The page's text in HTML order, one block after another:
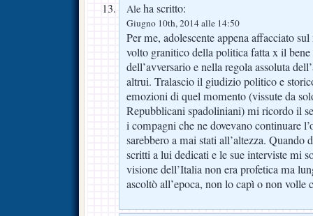
Ale ha scritto:
Giugno 10th, 2014 alle 14:50
Per me, adolescente appena affacciato
volto granitico della politica fatta x il bene
dell’avversario e nella regola assoluta
altrui. Tralascio il giudizio politico e
emozioni di quel momento (vissute da
Repubblicani spadoliniani) mi ricordo il
i compagni che ne dovevano continuare
sarebbero a mai stati all’altezza.
scritti a lui dedicati e le sue interviste mi
visione dell’Italia non era profetica ma
ascoltò all’epoca, non lo capì o non volle